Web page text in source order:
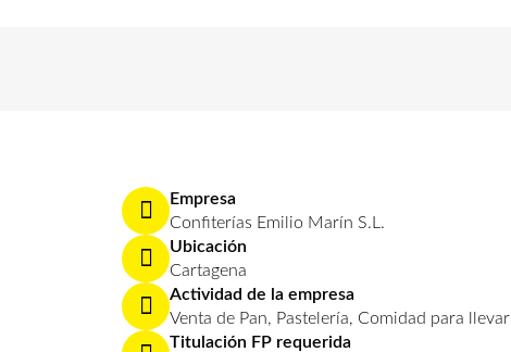
Empresa
Confiterías Emilio Marín S.L.
Ubicación
Cartagena
Actividad de la empresa
Venta de Pan, Pastelería, Comidad para llevar
Titulación FP requerida